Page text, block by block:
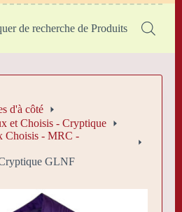
de recherche de Produits
d'à côté
et Choisis - Cryptique
Choisis - MRC -
GLNF